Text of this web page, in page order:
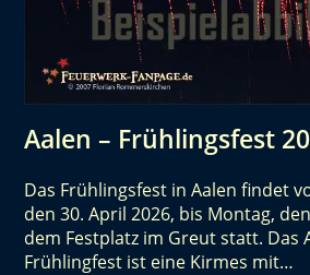
Aalen – Frühlingsfest
Das Frühlingsfest in Aalen findet
den 30. April 2026, bis Montag,
dem Festplatz im Greut statt. Das
Frühlingfest ist eine Kirmes mit…